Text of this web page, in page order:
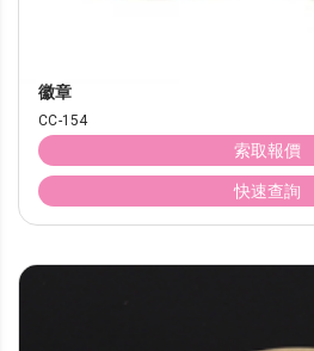
徽章
CC-154
索取報價
快速查詢